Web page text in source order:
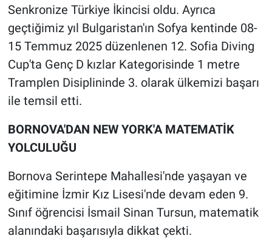
Senkronize Türkiye İkincisi oldu. Ayrıca
geçtiğimiz yıl Bulgaristan'ın Sofya kentinde 08-
15 Temmuz 2025 düzenlenen 12. Sofia Diving
Cup'ta Genç D kızlar Kategorisinde 1 metre
Tramplen Disiplininde 3. olarak ülkemizi başarı
ile temsil etti.
BORNOVA'DAN NEW YORK'A MATEMATİK
YOLCULUĞU
Bornova Serintepe Mahallesi'nde yaşayan ve
eğitimine İzmir Kız Lisesi'nde devam eden 9.
Sınıf öğrencisi İsmail Sinan Tursun, matematik
alanındaki başarısıyla dikkat çekti.